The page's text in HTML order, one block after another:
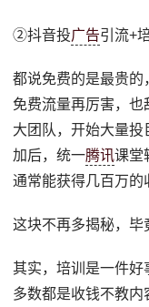
②抖音投广告引流+培
都说免费的是最贵的
免费流量再厉害，
大团队，开始大量
加后，统一腾讯课堂
通常能获得几百万的
这块不再多揭秘，毕
其实，培训是一件好
多数都是收钱不教内